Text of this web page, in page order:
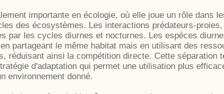
importante en écologie, où elle joue un rôle dans
des écosystèmes. Les interactions prédateurs-
par les cycles diurnes et nocturnes. Les espèces
partageant le même habitat mais en utilisant des
réduisant ainsi la compétition directe. Cette séparation
d'adaptation qui permet une utilisation plus
environnement donné.